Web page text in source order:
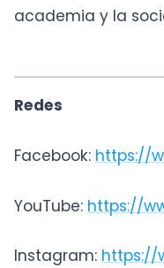
academia y la
Redes
Facebook: https://
YouTube: https://
Instagram: https://